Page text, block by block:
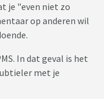
je "even niet zo
op anderen wil
In dat geval is het
met je